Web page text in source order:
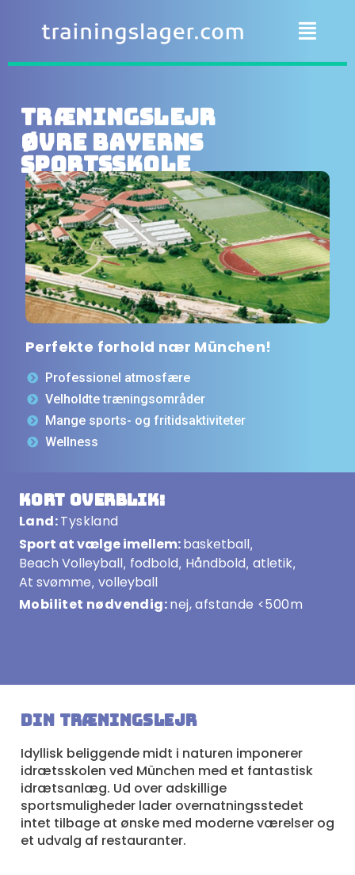
Træningslejr
Øvre Bayerns
sportsskole
Perfekte forhold nær München!
Professionel atmosfære
Velholdte træningsområder
Mange sports- og fritidsaktiviteter
Wellness
Kort overblik:
Land:Tyskland
Sport at vælge imellem:basketball,
Beach Volleyball, fodbold, Håndbold, atletik,
At svømme, volleyball
Mobilitet nødvendig:nej, afstande <500m
Din træningslejr
Idyllisk beliggende midt i naturen imponerer
idrætsskolen ved München med et fantastisk
idrætsanlæg. Ud over adskillige
sportsmuligheder lader overnatningsstedet
intet tilbage at ønske med moderne værelser og
et udvalg af restauranter.